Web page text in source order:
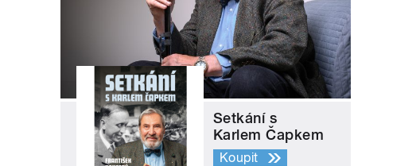
Setkání s
Karlem Čapkem
Koupit